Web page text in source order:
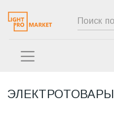
ЭЛЕКТРОТОВАРЫ